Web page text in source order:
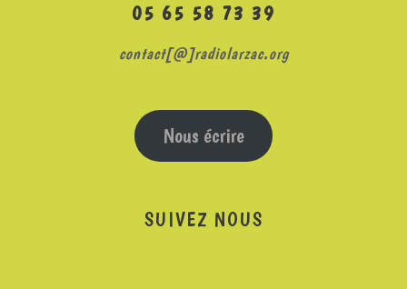
05 65 58 73 39
contact[@]radiolarzac.org
Nous écrire
SUIVEZ NOUS